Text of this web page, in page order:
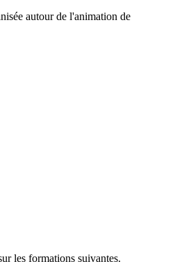
autour de l'animation de
les formations suivantes.